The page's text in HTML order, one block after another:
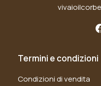
Termini e condizioni
Condizioni di vendita